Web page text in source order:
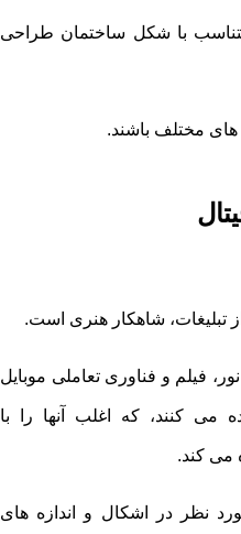
با شکل ساختمان طراحی
های مختلف باشند.
تبلیغات، شاهکار هنری است.
نور، فیلم و فناوری تعاملی موبایل
می کنند، که اغلب آنها را با
می کند.
نظر در اشکال و اندازه های